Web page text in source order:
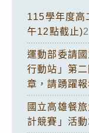
115學年度高
午12點截止)
運動部委請
行動站」第
章，請踴躍報
國立高雄餐
計競賽」活動